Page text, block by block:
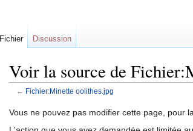
Voir la source de
← Fichier:Minette oolithes.jpg
Vous ne pouvez pas modifier cette page, pour
Fichier Discussion